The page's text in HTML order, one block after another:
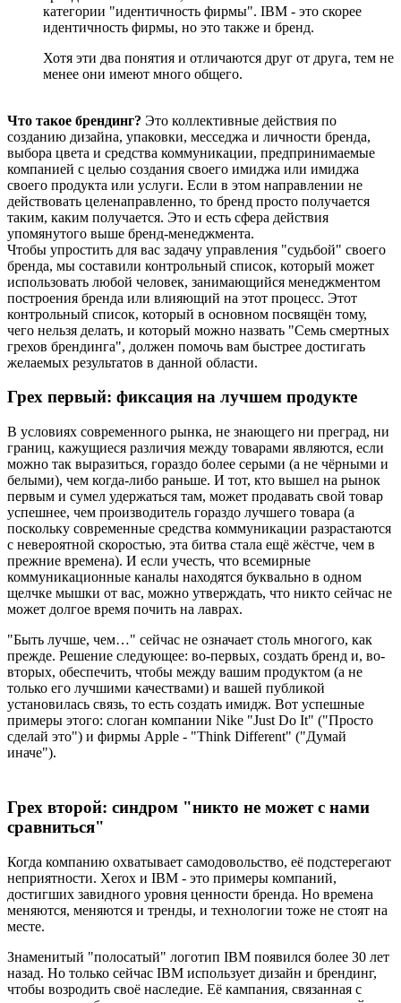
категории "идентичность фирмы". IBM - это скорее
идентичность фирмы, но это также и бренд.
Хотя эти два понятия и отличаются друг от друга, тем не
менее они имеют много общего.
Что такое брендинг? Это коллективные действия по
созданию дизайна, упаковки, месседжа и личности бренда,
выбора цвета и средства коммуникации, предпринимаемые
компанией с целью создания своего имиджа или имиджа
своего продукта или услуги. Если в этом направлении не
действовать целенаправленно, то бренд просто получается
таким, каким получается. Это и есть сфера действия
упомянутого выше бренд-менеджмента.
Чтобы упростить для вас задачу управления "судьбой" своего
бренда, мы составили контрольный список, который может
использовать любой человек, занимающийся менеджментом
построения бренда или влияющий на этот процесс. Этот
контрольный список, который в основном посвящён тому,
чего нельзя делать, и который можно назвать "Семь смертных
грехов брендинга", должен помочь вам быстрее достигать
желаемых результатов в данной области.
Грех первый: фиксация на лучшем продукте
В условиях современного рынка, не знающего ни преград, ни
границ, кажущиеся различия между товарами являются, если
можно так выразиться, гораздо более серыми (а не чёрными и
белыми), чем когда-либо раньше. И тот, кто вышел на рынок
первым и сумел удержаться там, может продавать свой товар
успешнее, чем производитель гораздо лучшего товара (а
поскольку современные средства коммуникации разрастаются
с невероятной скоростью, эта битва стала ещё жёстче, чем в
прежние времена). И если учесть, что всемирные
коммуникационные каналы находятся буквально в одном
щелчке мышки от вас, можно утверждать, что никто сейчас не
может долгое время почить на лаврах.
"Быть лучше, чем…" сейчас не означает столь многого, как
прежде. Решение следующее: во-первых, создать бренд и, во-
вторых, обеспечить, чтобы между вашим продуктом (а не
только его лучшими качествами) и вашей публикой
установилась связь, то есть создать имидж. Вот успешные
примеры этого: слоган компании Nike "Just Do It" ("Просто
сделай это") и фирмы Apple - "Think Different" ("Думай
иначе").
Грех второй: синдром "никто не может с нами
сравниться"
Когда компанию охватывает самодовольство, её подстерегают
неприятности. Xerox и IBM - это примеры компаний,
достигших завидного уровня ценности бренда. Но времена
меняются, меняются и тренды, и технологии тоже не стоят на
месте.
Знаменитый "полосатый" логотип IBM появился более 30 лет
назад. Но только сейчас IBM использует дизайн и брендинг,
чтобы возродить своё наследие. Её кампания, связанная с